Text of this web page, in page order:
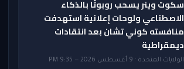
سكوت وينر يسحب روبوتًا بالذكاء
الاصطناعي ولوحات إعلانية استهدفت
منافسته كوني تشان بعد انتقادات
ديمقراطية
الولايات المتحدة · 9 أغسطس 2026 — 9:35 PM